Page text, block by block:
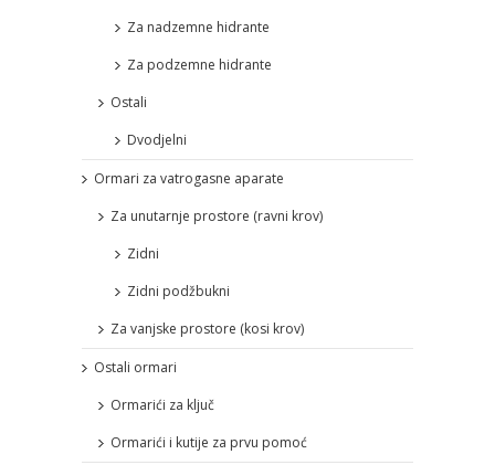
Za nadzemne hidrante
Za podzemne hidrante
Ostali
Dvodjelni
Ormari za vatrogasne aparate
Za unutarnje prostore (ravni krov)
Zidni
Zidni podžbukni
Za vanjske prostore (kosi krov)
Ostali ormari
Ormarići za ključ
Ormarići i kutije za prvu pomoć